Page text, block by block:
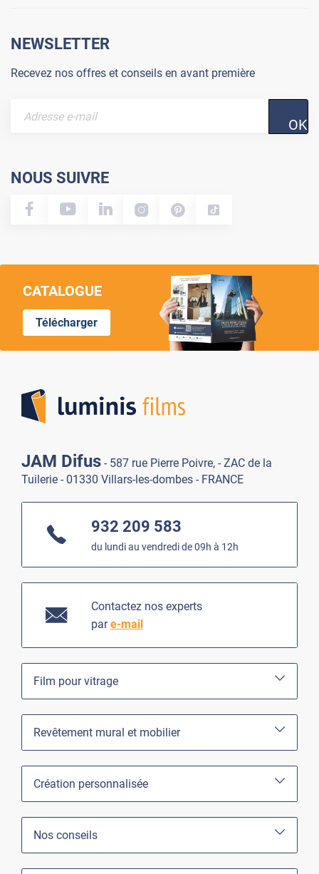
NEWSLETTER
Recevez nos offres et conseils en avant première
OK
NOUS SUIVRE
CATALOGUE
Télécharger
JAM Difus - 587 rue Pierre Poivre, - ZAC de la
Tuilerie - 01330 Villars-les-dombes - FRANCE
932 209 583
du lundi au vendredi de 09h à 12h
Contactez nos experts
pare-mail
Film pour vitrage
Revêtement mural et mobilier
Création personnalisée
Nos conseils